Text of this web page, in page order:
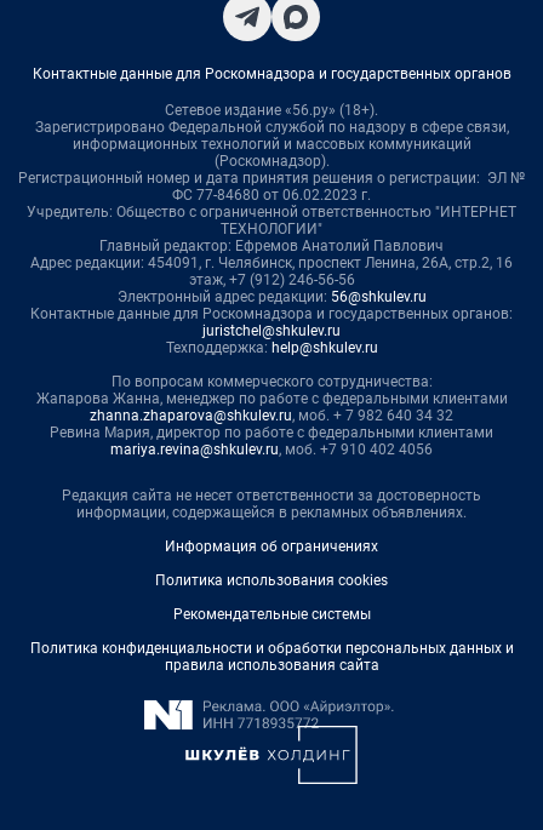
Контактные данные для Роскомнадзора и государственных органов
Сетевое издание «56.ру» (18+).
Зарегистрировано Федеральной службой по надзору в сфере связи,
информационных технологий и массовых коммуникаций
(Роскомнадзор).
Регистрационный номер и дата принятия решения о регистрации: ЭЛ №
ФС 77-84680 от 06.02.2023 г.
Учредитель: Общество с ограниченной ответственностью "ИНТЕРНЕТ
ТЕХНОЛОГИИ"
Главный редактор: Ефремов Анатолий Павлович
Адрес редакции: 454091, г. Челябинск, проспект Ленина, 26А, стр.2, 16
этаж, +7 (912) 246-56-56
Электронный адрес редакции: 56@shkulev.ru
Контактные данные для Роскомнадзора и государственных органов:
juristchel@shkulev.ru
Техподдержка: help@shkulev.ru
По вопросам коммерческого сотрудничества:
Жапарова Жанна, менеджер по работе с федеральными клиентами
zhanna.zhaparova@shkulev.ru, моб. + 7 982 640 34 32
Ревина Мария, директор по работе с федеральными клиентами
mariya.revina@shkulev.ru, моб. +7 910 402 4056
Редакция сайта не несет ответственности за достоверность
информации, содержащейся в рекламных объявлениях.
Информация об ограничениях
Политика использования cookies
Рекомендательные системы
Политика конфиденциальности и обработки персональных данных и
правила использования сайта